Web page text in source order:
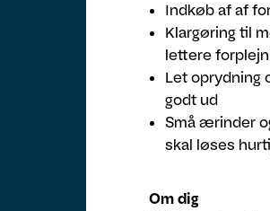
Indkøb af af
Klargøring til
lettere
Let oprydning
godt ud
Små ærinder
skal løses
Om dig